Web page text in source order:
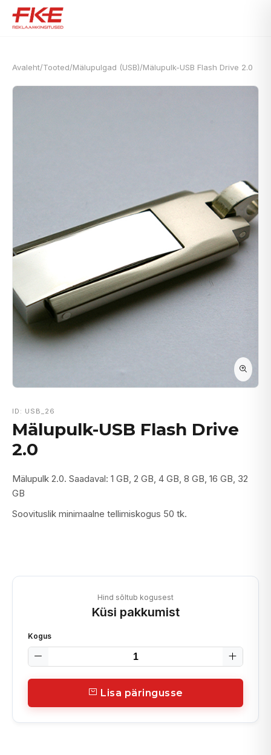
Avaleht/Tooted/Mälupulgad (USB)/Mälupulk-USB Flash Drive 2.0
ID: USB_26
Mälupulk-USB Flash Drive
2.0
Mälupulk 2.0. Saadaval: 1 GB, 2 GB, 4 GB, 8 GB, 16 GB, 32
GB
Soovituslik minimaalne tellimiskogus 50 tk.
Hind sõltub kogusest
Küsi pakkumist
Kogus
Lisa päringusse